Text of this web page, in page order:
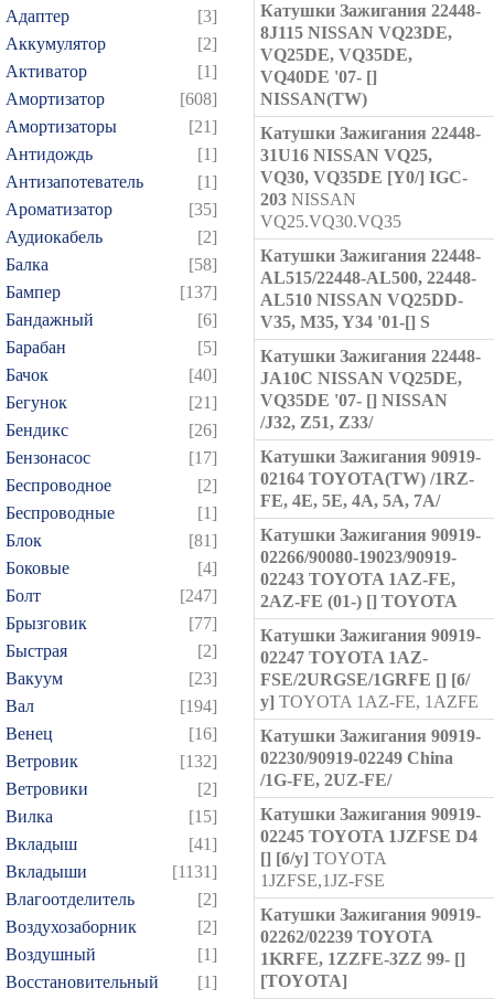
Адаптер
[3]
Аккумулятор
[2]
Активатор
[1]
Амортизатор
[608]
Амортизаторы
[21]
Антидождь
[1]
Антизапотеватель
[1]
Ароматизатор
[35]
Аудиокабель
[2]
Балка
[58]
Бампер
[137]
Бандажный
[6]
Барабан
[5]
Бачок
[40]
Бегунок
[21]
Бендикс
[26]
Бензонасос
[17]
Беспроводное
[2]
Беспроводные
[1]
Блок
[81]
Боковые
[4]
Болт
[247]
Брызговик
[77]
Быстрая
[2]
Вакуум
[23]
Вал
[194]
Венец
[16]
Ветровик
[132]
Ветровики
[2]
Вилка
[15]
Вкладыш
[41]
Вкладыши
[1131]
Влагоотделитель
[2]
Воздухозаборник
[2]
Воздушный
[1]
Восстановительный
[1]
Катушки Зажигания 22448-
8J115 NISSAN VQ23DE,
VQ25DE, VQ35DE,
VQ40DE '07- []
NISSAN(TW)
Катушки Зажигания 22448-
31U16 NISSAN VQ25,
VQ30, VQ35DE [Y0/] IGC-
203 NISSAN
VQ25.VQ30.VQ35
Катушки Зажигания 22448-
AL515/22448-AL500, 22448-
AL510 NISSAN VQ25DD-
V35, M35, Y34 '01-[] S
Катушки Зажигания 22448-
JA10C NISSAN VQ25DE,
VQ35DE '07- [] NISSAN
/J32, Z51, Z33/
Катушки Зажигания 90919-
02164 TOYOTA(TW) /1RZ-
FE, 4E, 5E, 4A, 5A, 7A/
Катушки Зажигания 90919-
02266/90080-19023/90919-
02243 TOYOTA 1AZ-FE,
2AZ-FE (01-) [] TOYOTA
Катушки Зажигания 90919-
02247 TOYOTA 1AZ-
FSE/2URGSE/1GRFE [] [б/
у] TOYOTA 1AZ-FE, 1AZFE
Катушки Зажигания 90919-
02230/90919-02249 China
/1G-FE, 2UZ-FE/
Катушки Зажигания 90919-
02245 TOYOTA 1JZFSE D4
[] [б/у] TOYOTA
1JZFSE,1JZ-FSE
Катушки Зажигания 90919-
02262/02239 TOYOTA
1KRFE, 1ZZFE-3ZZ 99- []
[TOYOTA]